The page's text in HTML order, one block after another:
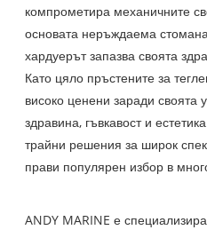
компрометира механичните
основата неръждаема
хардуерът запазва своята
Като цяло пръстените за
високо ценени заради своята
здравина, гъвкавост и
трайни решения за широк
прави популярен избор в
ANDY MARINE е